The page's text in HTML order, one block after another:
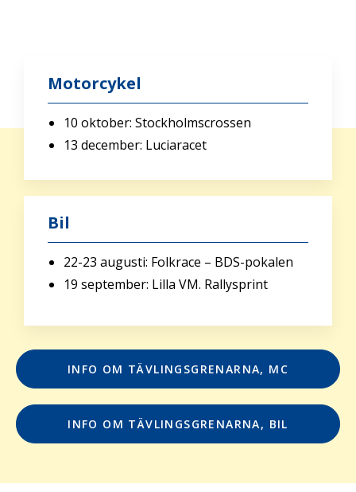
Motorcykel
10 oktober: Stockholmscrossen
13 december: Luciaracet
Bil
22-23 augusti: Folkrace – BDS-pokalen
19 september: Lilla VM. Rallysprint
INFO OM TÄVLINGSGRENARNA, MC
INFO OM TÄVLINGSGRENARNA, BIL